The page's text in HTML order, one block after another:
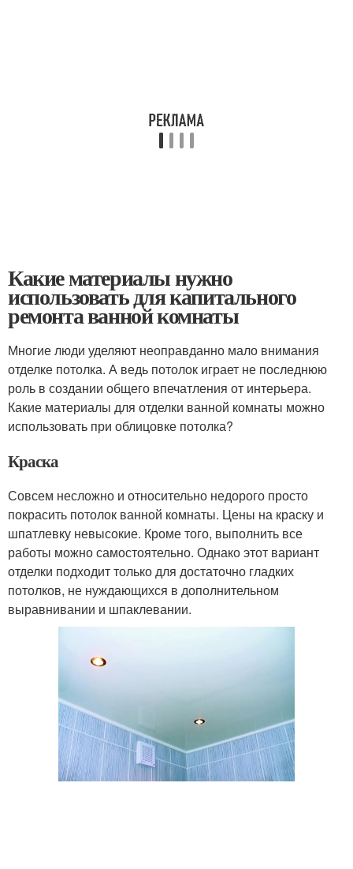
Какие материалы нужно
использовать для капитального
ремонта ванной комнаты
Многие люди уделяют неоправданно мало внимания
отделке потолка. А ведь потолок играет не последнюю
роль в создании общего впечатления от интерьера.
Какие материалы для отделки ванной комнаты можно
использовать при облицовке потолка?
Краска
Совсем несложно и относительно недорого просто
покрасить потолок ванной комнаты. Цены на краску и
шпатлевку невысокие. Кроме того, выполнить все
работы можно самостоятельно. Однако этот вариант
отделки подходит только для достаточно гладких
потолков, не нуждающихся в дополнительном
выравнивании и шпаклевании.